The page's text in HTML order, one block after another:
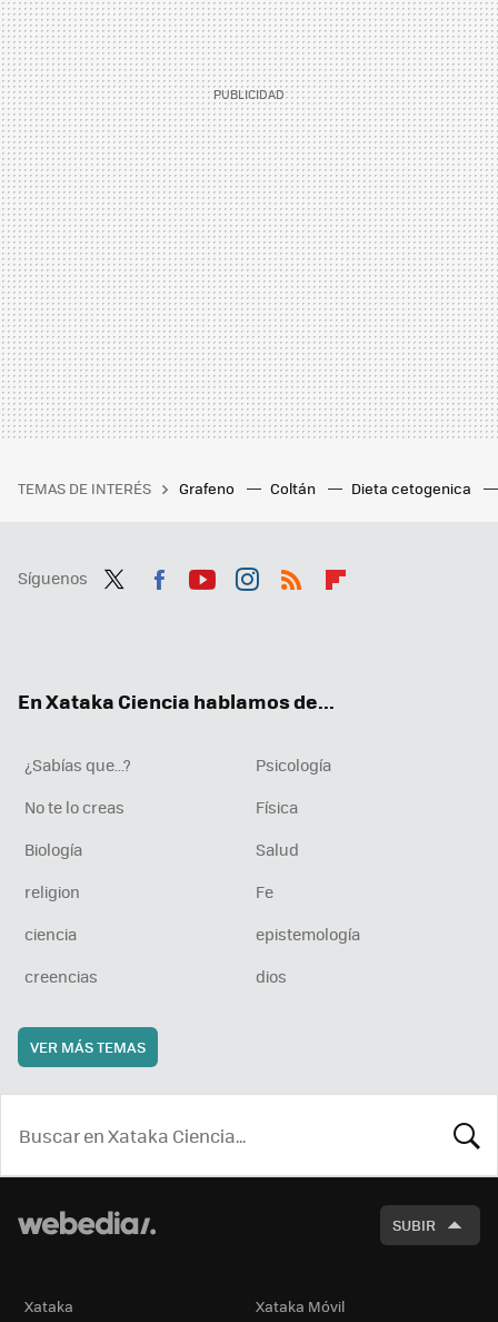
TEMAS DE INTERÉS Grafeno Coltán Dieta cetogenica
Síguenos
En Xataka Ciencia hablamos de...
¿Sabías que...?
Psicología
No te lo creas
Física
Biología
Salud
religion
Fe
ciencia
epistemología
creencias
dios
VER MÁS TEMAS
SUBIR
Xataka Xataka Móvil